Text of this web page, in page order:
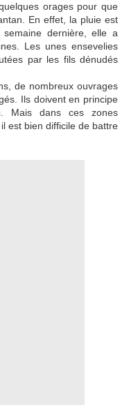
orages pour que
En effet, la pluie est
dernière, elle a
Les unes ensevelies
par les fils dénudés
de nombreux ouvrages
Ils doivent en principe
Mais dans ces zones
est bien difficile de battre